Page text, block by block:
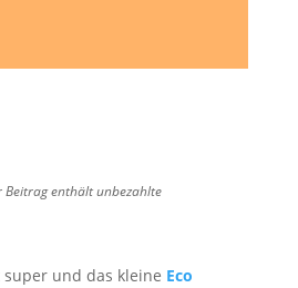
Beitrag enthält unbezahlte
super und das kleine Eco